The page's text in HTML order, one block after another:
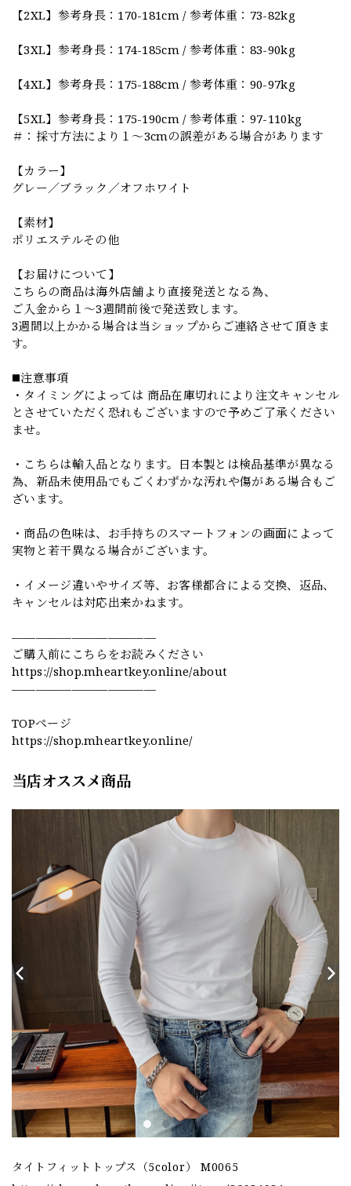
【2XL】参考身長：170-181cm / 参考体重：73-82kg
【3XL】参考身長：174-185cm / 参考体重：83-90kg
【4XL】参考身長：175-188cm / 参考体重：90-97kg
【5XL】参考身長：175-190cm / 参考体重：97-110kg
＃：採寸方法により１～3cmの誤差がある場合があります
【カラー】
グレー／ブラック／オフホワイト
【素材】
ポリエステルその他
【お届けについて】
こちらの商品は海外店舗より直接発送となる為、
ご入金から１～3週間前後で発送致します。
3週間以上かかる場合は当ショップからご連絡させて頂きま
す。
◼️注意事項
・タイミングによっては 商品在庫切れにより注文キャンセル
とさせていただく恐れもございますので予めご了承ください
ませ。
・こちらは輸入品となります。日本製とは検品基準が異なる
為、新品未使用品でもごくわずかな汚れや傷がある場合もご
ざいます。
・商品の色味は、お手持ちのスマートフォンの画面によって
実物と若干異なる場合がございます。
・イメージ違いやサイズ等、お客様都合による交換、返品、
キャンセルは対応出来かねます。
————————————
ご購入前にこちらをお読みください
https://shop.mheartkey.online/about
————————————
TOPページ
https://shop.mheartkey.online/
当店オススメ商品
タイトフィットトップス（5color） M0065